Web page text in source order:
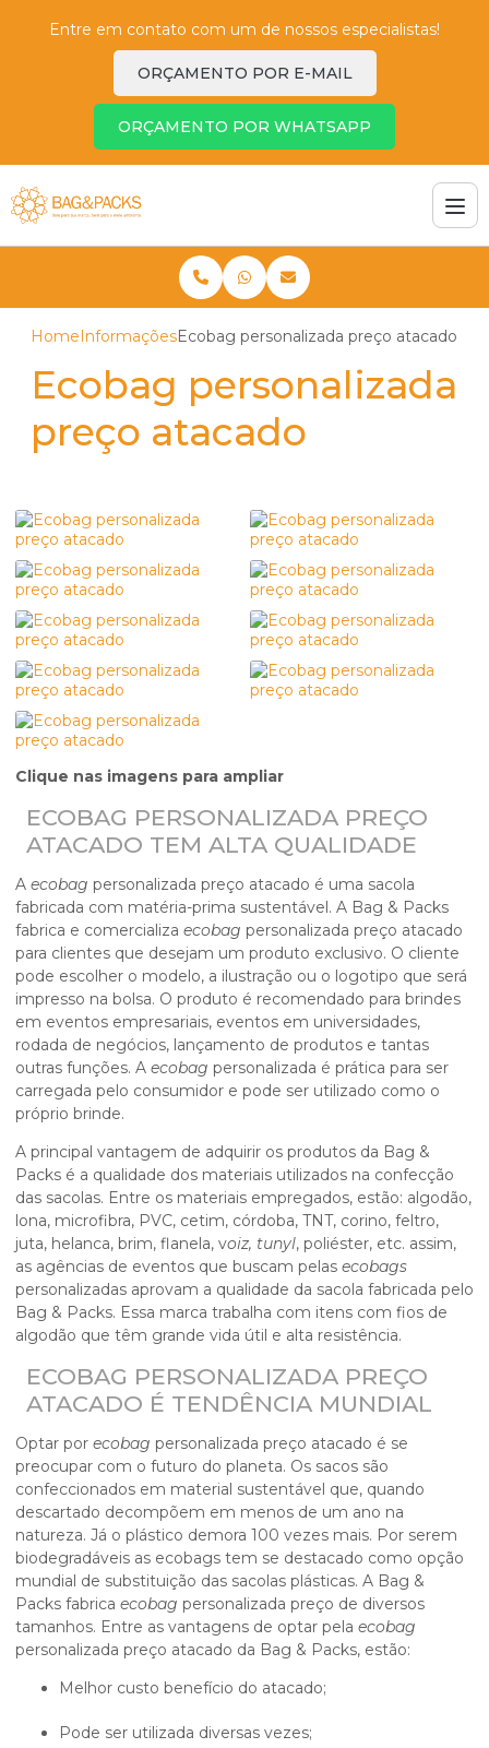
Entre em contato com um de nossos especialistas!
ORÇAMENTO POR E-MAIL
ORÇAMENTO POR WHATSAPP
Home InformaçõesEcobag personalizada preço atacado
Ecobag personalizada
preço atacado
Clique nas imagens para ampliar
ECOBAG PERSONALIZADA PREÇO
ATACADO TEM ALTA QUALIDADE
A ecobag personalizada preço atacado é uma sacola
fabricada com matéria-prima sustentável. A Bag & Packs
fabrica e comercializa ecobag personalizada preço atacado
para clientes que desejam um produto exclusivo. O cliente
pode escolher o modelo, a ilustração ou o logotipo que será
impresso na bolsa. O produto é recomendado para brindes
em eventos empresariais, eventos em universidades,
rodada de negócios, lançamento de produtos e tantas
outras funções. A ecobag personalizada é prática para ser
carregada pelo consumidor e pode ser utilizado como o
próprio brinde.
A principal vantagem de adquirir os produtos da Bag &
Packs é a qualidade dos materiais utilizados na confecção
das sacolas. Entre os materiais empregados, estão: algodão,
lona, microfibra, PVC, cetim, córdoba, TNT, corino, feltro,
juta, helanca, brim, flanela, voiz, tunyl, poliéster, etc. assim,
as agências de eventos que buscam pelas ecobags
personalizadas aprovam a qualidade da sacola fabricada pelo
Bag & Packs. Essa marca trabalha com itens com fios de
algodão que têm grande vida útil e alta resistência.
ECOBAG PERSONALIZADA PREÇO
ATACADO É TENDÊNCIA MUNDIAL
Optar por ecobag personalizada preço atacado é se
preocupar com o futuro do planeta. Os sacos são
confeccionados em material sustentável que, quando
descartado decompõem em menos de um ano na
natureza. Já o plástico demora 100 vezes mais. Por serem
biodegradáveis as ecobags tem se destacado como opção
mundial de substituição das sacolas plásticas. A Bag &
Packs fabrica ecobag personalizada preço de diversos
tamanhos. Entre as vantagens de optar pela ecobag
personalizada preço atacado da Bag & Packs, estão:
Melhor custo benefício do atacado;
Pode ser utilizada diversas vezes;